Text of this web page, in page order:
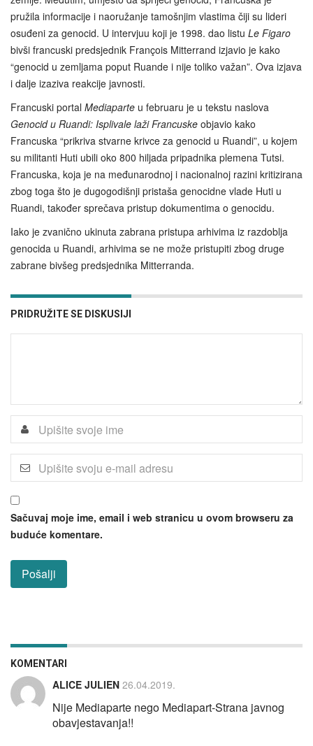
pružila informacije i naoružanje tamošnjim vlastima čiji su lideri
osuđeni za genocid. U intervjuu koji je 1998. dao listu Le Figaro
bivši francuski predsjednik François Mitterrand izjavio je kako
“genocid u zemljama poput Ruande i nije toliko važan”. Ova izjava
i dalje izaziva reakcije javnosti.
Francuski portal Mediaparte u februaru je u tekstu naslova
Genocid u Ruandi: Isplivale laži Francuske objavio kako
Francuska “prikriva stvarne krivce za genocid u Ruandi”, u kojem
su militanti Huti ubili oko 800 hiljada pripadnika plemena Tutsi.
Francuska, koja je na međunarodnoj i nacionalnoj razini kritizirana
zbog toga što je dugogodišnji pristaša genocidne vlade Huti u
Ruandi, također sprečava pristup dokumentima o genocidu.
Iako je zvanično ukinuta zabrana pristupa arhivima iz razdoblja
genocida u Ruandi, arhivima se ne može pristupiti zbog druge
zabrane bivšeg predsjednika Mitterranda.
PRIDRUŽITE SE DISKUSIJI
Sačuvaj moje ime, email i web stranicu u ovom browseru za
buduće komentare.
KOMENTARI
ALICE JULIEN 26.04.2019.
Nije Mediaparte nego Mediapart-Strana javnog
obavjestavanja!!